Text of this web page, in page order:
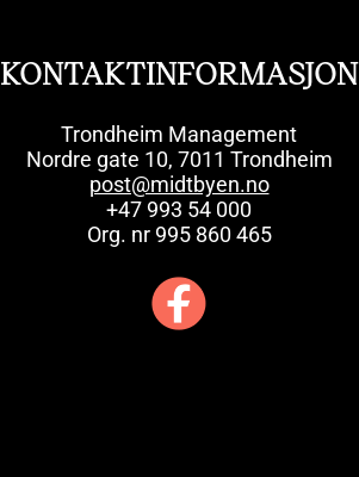
KONTAKTINFORMASJON
Trondheim Management
Nordre gate 10, 7011 Trondheim
post@midtbyen.no
+47 993 54 000
Org. nr 995 860 465